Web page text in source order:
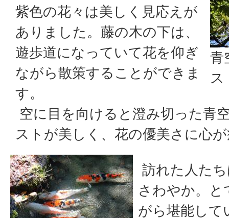
青
ス
紫色の花々は美しく見応えが
ありました。藤の木の下は、
遊歩道になっていて花を仰ぎ
ながら散策することができま
す。
空に目を向けると澄み切った青
ストが美しく、花の優美さに心
訪れた人た
さわやか。
がら堪能して